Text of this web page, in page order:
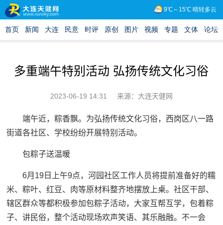
多重端午特别活动 弘扬传统文化习俗
2023-06-19 14:31 来源：大连天健网
端午近，粽香飘。为弘扬传统文化习俗，西岗区八一路
街道各社区、学校纷纷开展特别活动。
包粽子送温暖
6月19日上午9点，河园社区工作人员将提前准备好的糯
米、粽叶、红豆、肉等原材料整齐地摆放上桌。社区干部、
辖区群众等都积极参加包粽子活动，大家互帮互学，包着粽
子、讲民俗，整个活动现场欢声笑语、其乐融融。不一会